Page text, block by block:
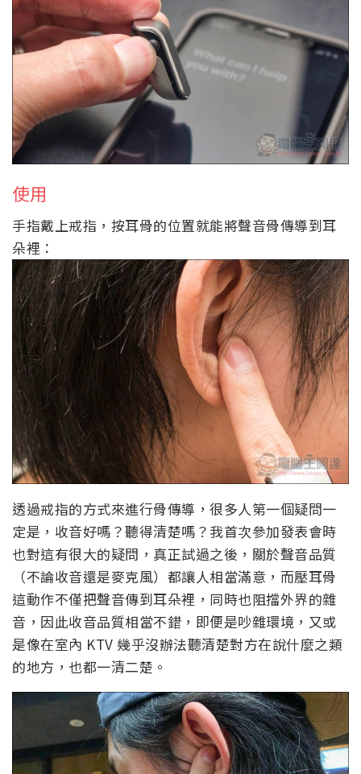
使用
手指戴上戒指，按耳骨的位置就能將聲音骨傳導到耳
朵裡：
透過戒指的方式來進行骨傳導，很多人第一個疑問一
定是，收音好嗎？聽得清楚嗎？我首次參加發表會時
也對這有很大的疑問，真正試過之後，關於聲音品質
（不論收音還是麥克風）都讓人相當滿意，而壓耳骨
這動作不僅把聲音傳到耳朵裡，同時也阻擋外界的雜
音，因此收音品質相當不錯，即便是吵雜環境，又或
是像在室內 KTV 幾乎沒辦法聽清楚對方在說什麼之類
的地方，也都一清二楚。